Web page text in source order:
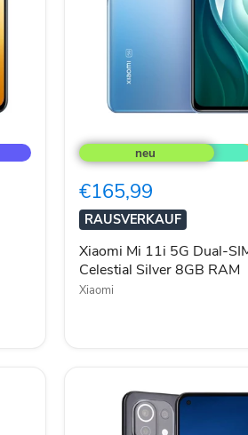
Mi
11i
Dual-
SIM
256GB
Celestial
Silver
8GB
RAM
€165,99
RAUSVERKAUF
Xiaomi Mi 11i 5G Dual-
Celestial Silver 8GB RAM
Xiaomi